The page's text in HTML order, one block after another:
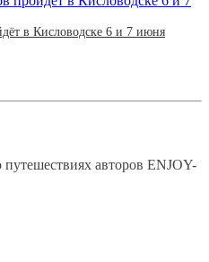
в Кисловодске 6 и 7 июня
авторов ENJOY-